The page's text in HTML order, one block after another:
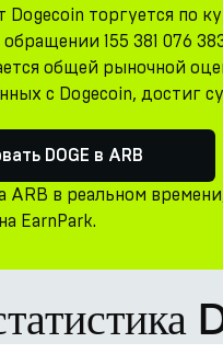
торгуется по
155 381 076
общей рыночной
с Dogecoin, достиг
DOGE в ARB
ARB в реальном
EarnPark.